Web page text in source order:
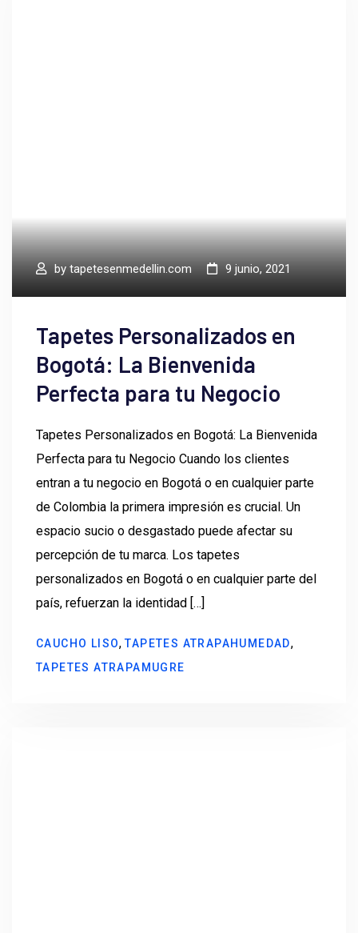
by tapetesenmedellin.com 9 junio, 2021
Tapetes Personalizados en
Bogotá: La Bienvenida
Perfecta para tu Negocio
Tapetes Personalizados en Bogotá: La Bienvenida
Perfecta para tu Negocio Cuando los clientes
entran a tu negocio en Bogotá o en cualquier parte
de Colombia la primera impresión es crucial. Un
espacio sucio o desgastado puede afectar su
percepción de tu marca. Los tapetes
personalizados en Bogotá o en cualquier parte del
país, refuerzan la identidad […]
CAUCHO LISO,TAPETES ATRAPAHUMEDAD,
TAPETES ATRAPAMUGRE